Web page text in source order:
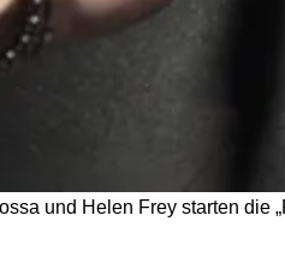
und Helen Frey starten die